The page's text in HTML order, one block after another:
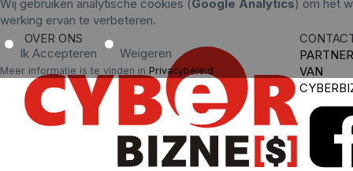
Wij gebruiken analytische cookies (Google Analytics) om het
werking ervan te verbeteren.
Ik Accepteren Weigeren
Meer informatie is te vinden in Privacybeleid.
OVER ONS
VAN